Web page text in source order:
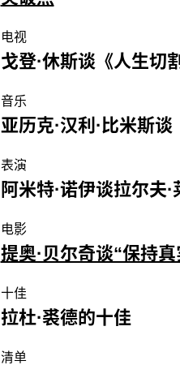
电视
戈登·休斯谈《人生切
音乐
亚历克·汉利·比米斯谈
表演
阿米特·诺伊谈拉尔夫·
电影
提奥·贝尔奇谈“保持
十佳
拉杜·裘德的十佳
清单